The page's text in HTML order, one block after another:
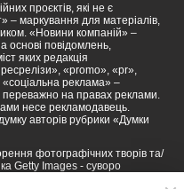
проєктів, які не є
– маркування для матеріалів,
«Новини компаній» –
основі повідомлень,
яких редакція
«promo», «pr»,
«соціальна реклама» –
переважно на правах реклами.
несе рекламодавець.
авторів рубрики «Думки
фотографічних творів та/
Getty Images - суворо